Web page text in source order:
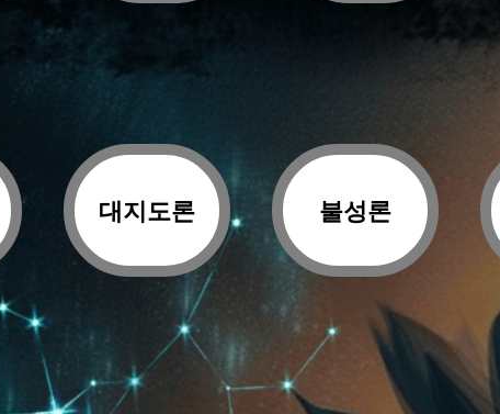
대지도론 불성론